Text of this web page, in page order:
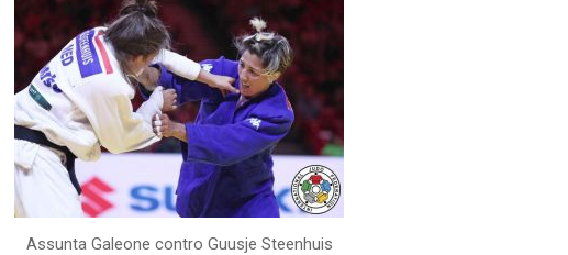
Assunta Galeone contro Guusje Steenhuis